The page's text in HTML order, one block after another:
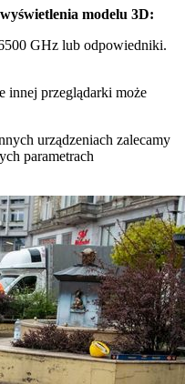
modelu 3D:
GHz lub odpowiedniki.
innej przeglądarki może
urządzeniach zalecamy
parametrach